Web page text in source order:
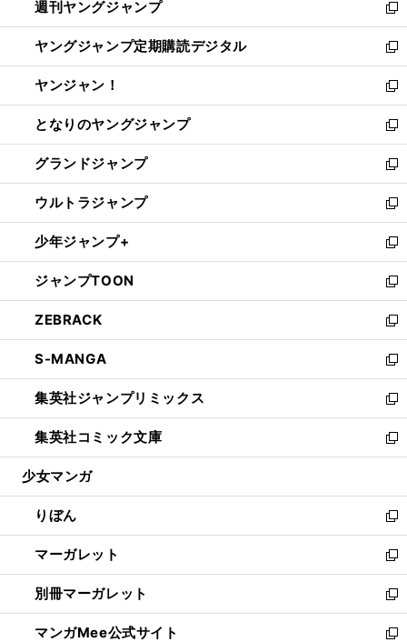
く
で
開
く
ド
ウ
で
開
く
ィ
ン
ド
ウ
で
開
く
週刊ヤングジャンプ
新
し
い
ウ
ィ
ン
ド
ウ
で
開
く
ヤングジャンプ定期購読デジタル
新
し
い
ウ
ィ
ン
ド
ウ
で
開
く
ヤンジャン！
新
し
い
ウ
ィ
ン
ド
ウ
で
開
く
となりのヤングジャンプ
新
し
い
ウ
ィ
ン
ド
ウ
で
開
く
グランドジャンプ
新
し
い
ウ
ィ
ン
ド
ウ
で
開
く
ウルトラジャンプ
新
し
い
ウ
ィ
ン
ド
ウ
で
開
く
少年ジャンプ+
新
し
い
ウ
ィ
ン
ド
ウ
で
開
く
ジャンプTOON
新
し
い
ウ
ィ
ン
ド
ウ
で
開
ZEBRACK
新
し
い
ウ
ィ
ン
ド
ウ
開
く
S-MANGA
新
し
い
ウ
ィ
ン
ウ
で
開
く
集英社ジャンプリミックス
新
し
い
ウ
ン
ド
ウ
で
開
く
集英社コミック文庫
新
し
ウ
ィ
ン
ド
ウ
で
開
く
少女マンガ
りぼん
新
し
い
ウ
ィ
ン
ド
マーガレット
新
し
い
ウ
ィ
別冊マーガレット
新
し
い
マンガMee公式サイト 新